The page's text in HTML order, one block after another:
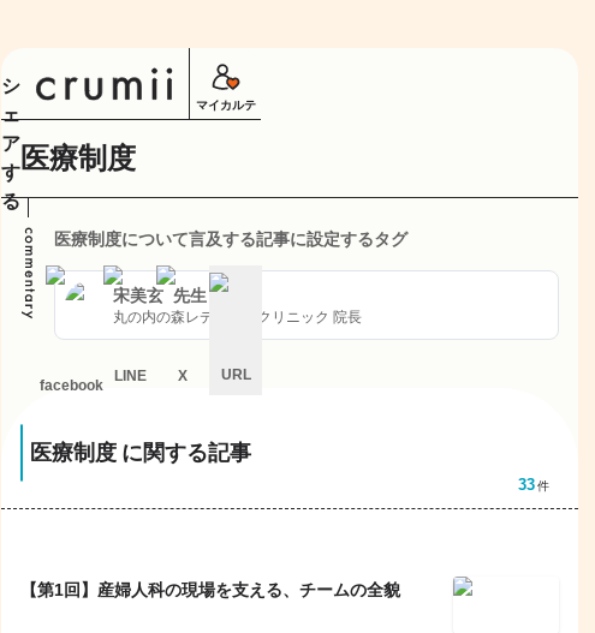
マイカルテ
医療制度
医療制度について言及する記事に設定するタグ
宋美玄 先生
丸の内の森レディースクリニック 院長
医療制度 に関する記事
33件
【第1回】産婦人科の現場を支える、チームの全貌
シ
ェ
ア
す
る
facebook
LINE X URL